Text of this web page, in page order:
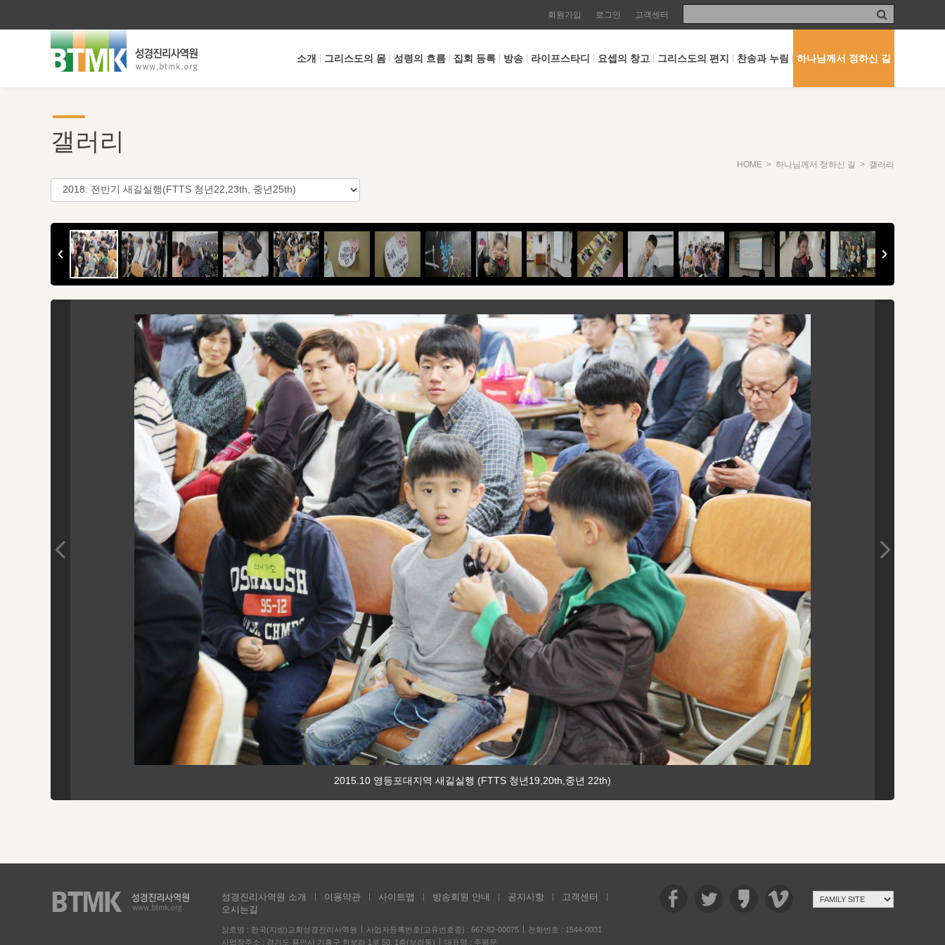
회원가입 로그인 고객센터
소개 그리스도의 몸 성령의 흐름 집회 등록 방송 라이프스타디 요셉의 창고 그리스도의 편지 찬송과 누림 하나님께서 정하신 길
갤러리
HOME > 하나님께서 정하신 길 > 갤러리
2015.10 영등포대지역 새길실행 (FTTS 청년19,20th,중년 22th)
성경진리사역원 소개 이용약관 사이트맵 방송회원 안내 공지사항
고객센터
오시는길
상호명 : 한국(지방)교회성경진리사역원 사업자등록번호(고유번호증) : 667-82-00075
전화번호 : 1544-0031
사업장주소 : 경기도 용인시 기흥구 한보라 1로 50, 1층(보라동)
대표명 : 주평문